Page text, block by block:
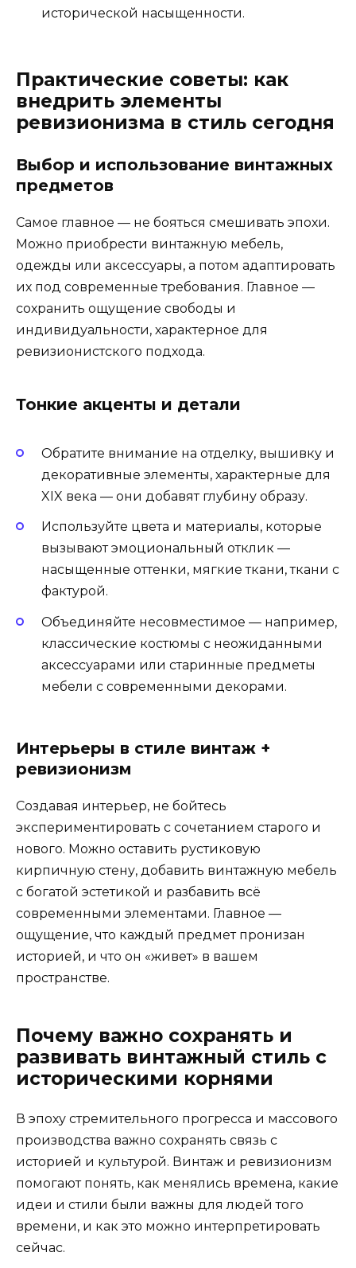
исторической насыщенности.
Практические советы: как
внедрить элементы
ревизионизма в стиль сегодня
Выбор и использование винтажных
предметов
Самое главное — не бояться смешивать эпохи.
Можно приобрести винтажную мебель,
одежды или аксессуары, а потом адаптировать
их под современные требования. Главное —
сохранить ощущение свободы и
индивидуальности, характерное для
ревизионистского подхода.
Тонкие акценты и детали
Обратите внимание на отделку, вышивку и
декоративные элементы, характерные для
XIX века — они добавят глубину образу.
Используйте цвета и материалы, которые
вызывают эмоциональный отклик —
насыщенные оттенки, мягкие ткани, ткани с
фактурой.
Объединяйте несовместимое — например,
классические костюмы с неожиданными
аксессуарами или старинные предметы
мебели с современными декорами.
Интерьеры в стиле винтаж +
ревизионизм
Создавая интерьер, не бойтесь
экспериментировать с сочетанием старого и
нового. Можно оставить рустиковую
кирпичную стену, добавить винтажную мебель
с богатой эстетикой и разбавить всё
современными элементами. Главное —
ощущение, что каждый предмет пронизан
историей, и что он «живет» в вашем
пространстве.
Почему важно сохранять и
развивать винтажный стиль с
историческими корнями
В эпоху стремительного прогресса и массового
производства важно сохранять связь с
историей и культурой. Винтаж и ревизионизм
помогают понять, как менялись времена, какие
идеи и стили были важны для людей того
времени, и как это можно интерпретировать
сейчас.